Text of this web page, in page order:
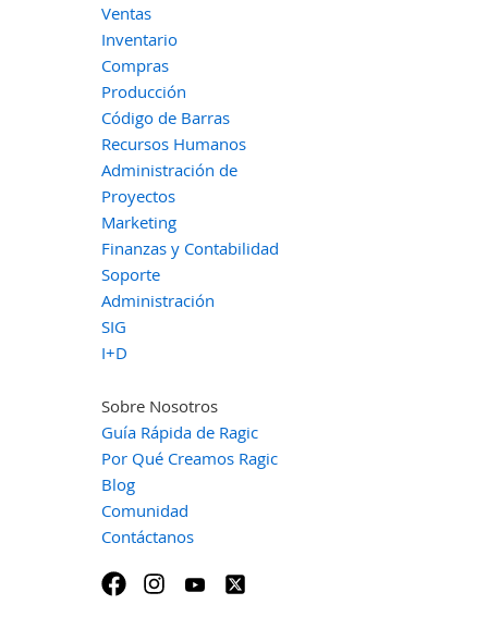
Ventas
Inventario
Compras
Producción
Código de Barras
Recursos Humanos
Administración de
Proyectos
Marketing
Finanzas y Contabilidad
Soporte
Administración
SIG
I+D
Sobre Nosotros
Guía Rápida de Ragic
Por Qué Creamos Ragic
Blog
Comunidad
Contáctanos